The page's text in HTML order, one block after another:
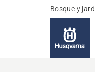
Bosque y